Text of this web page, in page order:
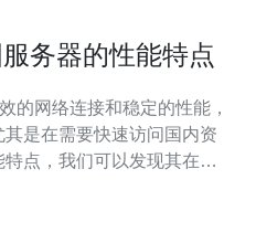
务器的性能特点
的网络连接和稳定的性能，
是在需要快速访问国内资
点，我们可以发现其在带
优质的服务提供商，能够